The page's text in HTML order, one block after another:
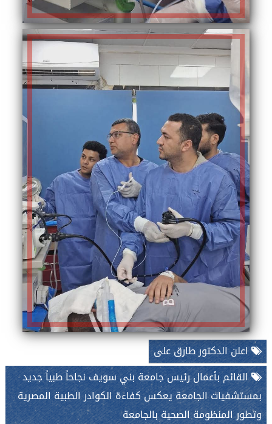
اعلن الدكتور طارق على
القائم بأعمال رئيس جامعة بني سويف نجاحاً طبياً جديد
بمستشفيات الجامعة يعكس كفاءة الكوادر الطبية المصرية
وتطور المنظومة الصحية بالجامعة